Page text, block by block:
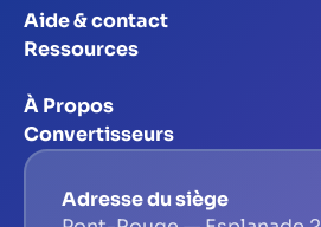
Aide & contact
Ressources
À Propos
Convertisseurs
Adresse du siège